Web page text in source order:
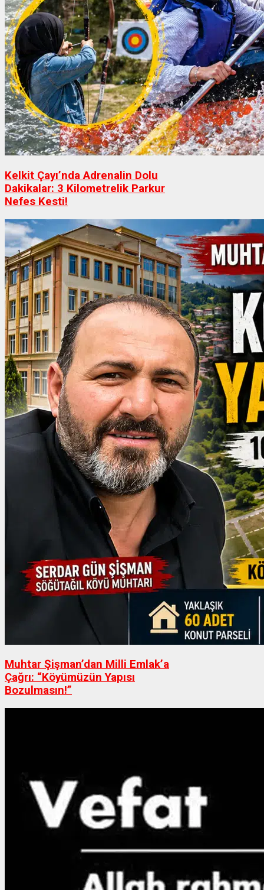
Kelkit Çayı’nda Adrenalin Dolu
Dakikalar: 3 Kilometrelik Parkur
Nefes Kesti!
Muhtar Şişman’dan Milli Emlak’a
Çağrı: “Köyümüzün Yapısı
Bozulmasın!”